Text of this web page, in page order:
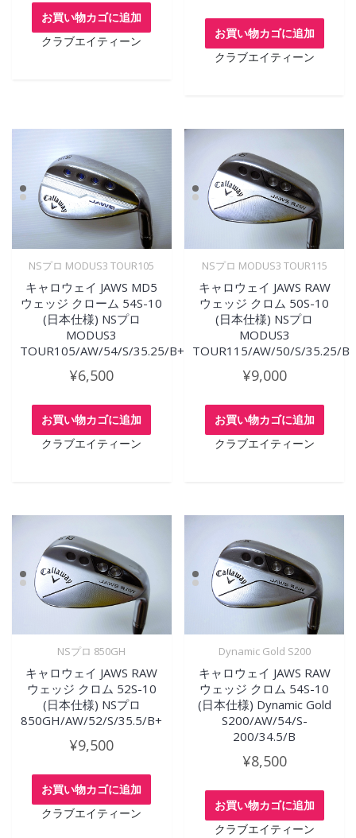
お買い物カゴに追加
クラブエイティーン
お買い物カゴに追加
クラブエイティーン
NSプロ MODUS3 TOUR105
キャロウェイ JAWS MD5
ウェッジ クローム 54S-10
(日本仕様) NSプロ
MODUS3
TOUR105/AW/54/S/35.25/B+
¥6,500
お買い物カゴに追加
クラブエイティーン
NSプロ MODUS3 TOUR115
キャロウェイ JAWS RAW
ウェッジ クロム 50S-10
(日本仕様) NSプロ
MODUS3
TOUR115/AW/50/S/35.25/B
¥9,000
お買い物カゴに追加
クラブエイティーン
NSプロ 850GH
キャロウェイ JAWS RAW
ウェッジ クロム 52S-10
(日本仕様) NSプロ
850GH/AW/52/S/35.5/B+
¥9,500
お買い物カゴに追加
クラブエイティーン
Dynamic Gold S200
キャロウェイ JAWS RAW
ウェッジ クロム 54S-10
(日本仕様) Dynamic Gold
S200/AW/54/S-
200/34.5/B
¥8,500
お買い物カゴに追加
クラブエイティーン